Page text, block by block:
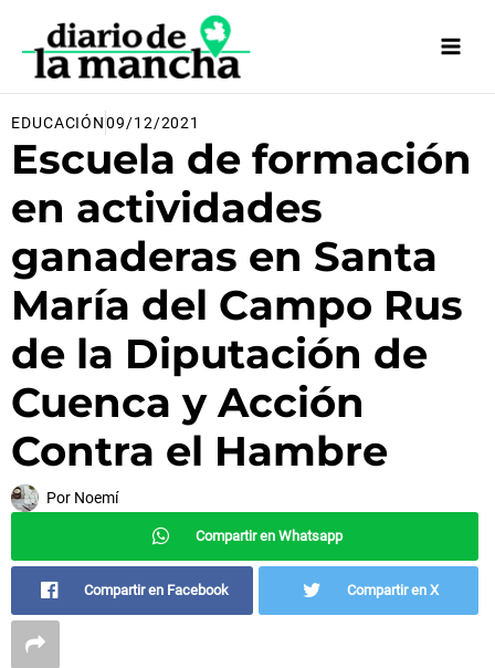
contenido
EDUCACIÓN09/12/2021
Escuela de formación
en actividades
ganaderas en Santa
María del Campo Rus
de la Diputación de
Cuenca y Acción
Contra el Hambre
Por Noemí
Compartir en Whatsapp
Compartir en Facebook Compartir en X